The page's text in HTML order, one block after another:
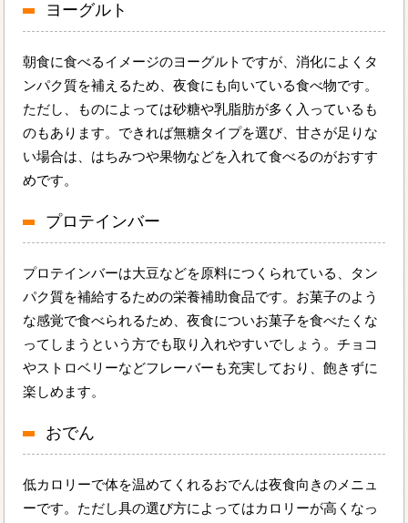
ヨーグルト
朝食に食べるイメージのヨーグルトですが、消化によくタ
ンパク質を補えるため、夜食にも向いている食べ物です。
ただし、ものによっては砂糖や乳脂肪が多く入っているも
のもあります。できれば無糖タイプを選び、甘さが足りな
い場合は、はちみつや果物などを入れて食べるのがおすす
めです。
プロテインバー
プロテインバーは大豆などを原料につくられている、タン
パク質を補給するための栄養補助食品です。お菓子のよう
な感覚で食べられるため、夜食についお菓子を食べたくな
ってしまうという方でも取り入れやすいでしょう。チョコ
やストロベリーなどフレーバーも充実しており、飽きずに
楽しめます。
おでん
低カロリーで体を温めてくれるおでんは夜食向きのメニュ
ーです。ただし具の選び方によってはカロリーが高くなっ